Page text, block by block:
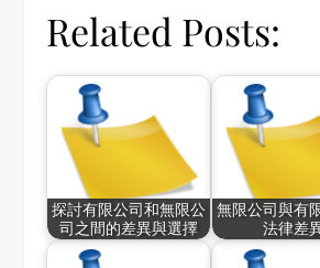
Related Posts:
探討有限公司和無限公
司之間的差異與選擇
無限公司與有
法律差